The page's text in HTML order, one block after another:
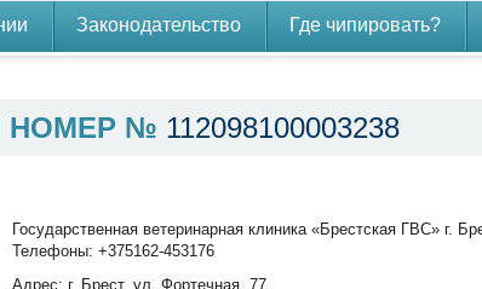
Законодательство Где чипировать?
НОМЕР № 112098100003238
Государственная ветеринарная клиника «Брестская ГВС» г.
Телефоны: +375162-453176
Адрес: г. Брест, ул. Фортечная, 77.